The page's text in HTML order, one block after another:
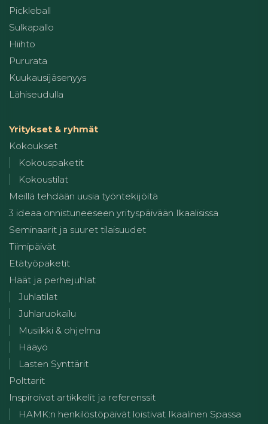
Pickleball
Sulkapallo
Hiihto
Pururata
Kuukausijäsenyys
Lähiseudulla
Yritykset & ryhmät
Kokoukset
Kokouspaketit
Kokoustilat
Meillä tehdään uusia työntekijöitä
3 ideaa onnistuneeseen yrityspäivään Ikaalisissa
Seminaarit ja suuret tilaisuudet
Tiimipäivät
Etätyöpaketit
Häät ja perhejuhlat
Juhlatilat
Juhlaruokailu
Musiikki & ohjelma
Hääyö
Lasten Synttärit
Polttarit
Inspiroivat artikkelit ja referenssit
HAMK:n henkilöstöpäivät loistivat Ikaalinen Spassa